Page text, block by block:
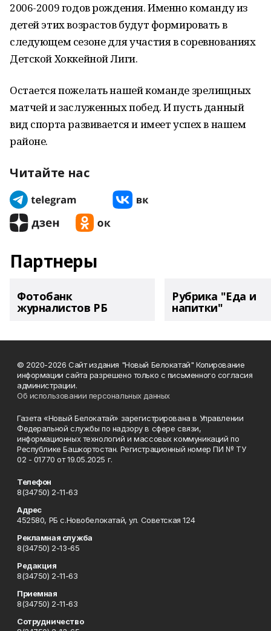
2006-2009 годов рождения. Именно команду из
детей этих возрастов будут формировать в
следующем сезоне для участия в соревнованиях
Детской Хоккейной Лиги.
Остается пожелать нашей команде зрелищных
матчей и заслуженных побед. И пусть данный
вид спорта развивается и имеет успех в нашем
районе.
Читайте нас
Партнеры
Фотобанк
журналистов РБ
Рубрика "Еда и
напитки"
© 2020-2026 Сайт издания "Новый Белокатай" Копирование
информации сайта разрешено только с письменного согласия
администрации.
Об использовании персональных данных
Газета «Новый Белокатай» зарегистрирована в Управлении
Федеральной службы по надзору в сфере связи,
информационных технологий и массовых коммуникаций по
Республике Башкортостан. Регистрационный номер ПИ № ТУ
02 - 01770 от 19.05.2025 г.
Телефон
8(34750) 2-11-63
Адрес
452580, РБ с.Новобелокатай, ул. Советская 124
Рекламная служба
8(34750) 2-13-65
Редакция
8(34750) 2-11-63
Приемная
8(34750) 2-11-63
Сотрудничество